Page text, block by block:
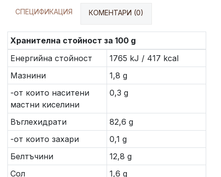
СПЕЦИФИКАЦИЯ КОМЕНТАРИ (0)
Хранителна стойност за 100 g
Енергийна стойност
1765 kJ / 417 kcal
Мазнини
1,8 g
-от които наситени
мастни киселини
0,3 g
Въглехидрати
82,6 g
-от които захари
0,1 g
Белтъчини
12,8 g
Сол
1,6 g